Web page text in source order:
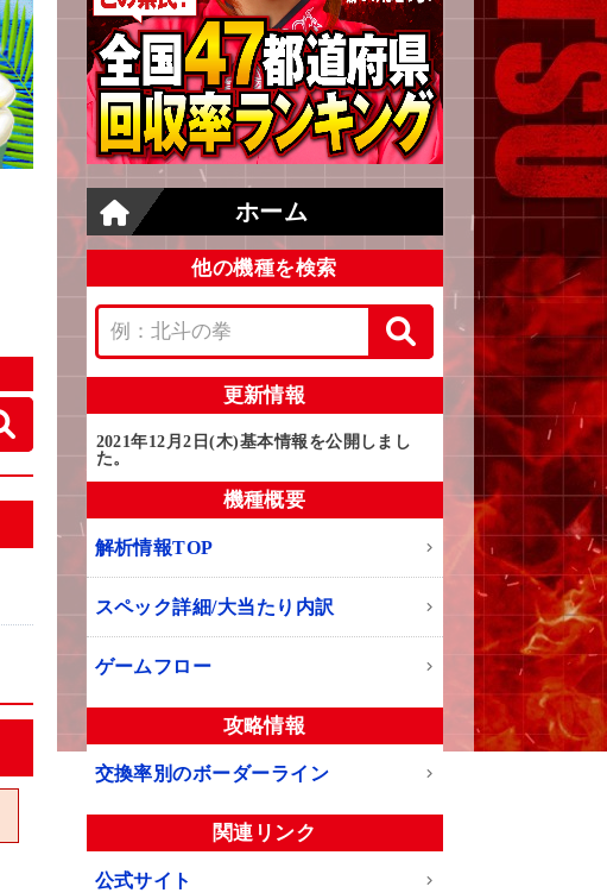
ホーム
他の機種を検索
更新情報
2021年12月2日(木)基本情報を公開しまし
た。
機種概要
解析情報TOP
スペック詳細/大当たり内訳
ゲームフロー
攻略情報
交換率別のボーダーライン
関連リンク
公式サイト